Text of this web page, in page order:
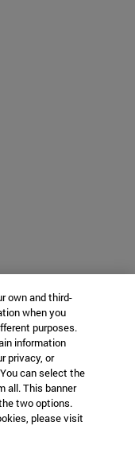
own and third-
when you
purposes.
information
privacy, or
can select the
all. This banner
two options.
please visit